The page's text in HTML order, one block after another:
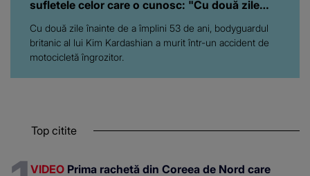
sufletele celor care o cunosc: "Cu două zile
Cu două zile înainte de a împlini 53 de ani, bodyguardul
britanic al lui Kim Kardashian a murit într-un accident de
motocicletă îngrozitor.
Top citite
VIDEO Prima rachetă din Coreea de Nord care